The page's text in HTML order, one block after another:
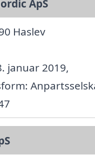
ApS
Haslev
januar 2019,